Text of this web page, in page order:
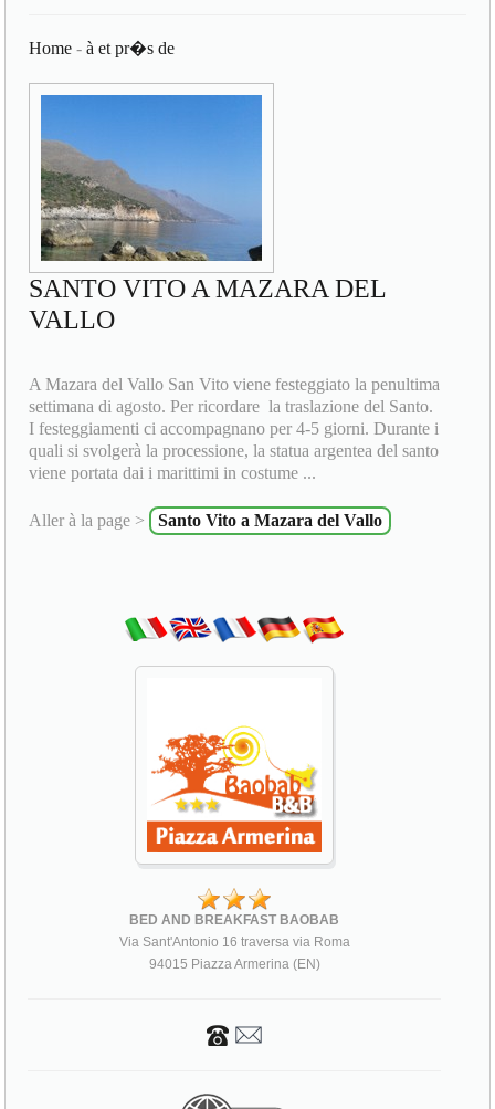
Home -à et pr�s de
SANTO VITO A MAZARA DEL
VALLO
A Mazara del Vallo San Vito viene festeggiato la penultima
settimana di agosto. Per ricordare la traslazione del Santo.
I festeggiamenti ci accompagnano per 4-5 giorni. Durante i
quali si svolgerà la processione, la statua argentea del santo
viene portata dai i marittimi in costume ...
Aller à la page > Santo Vito a Mazara del Vallo
BED AND BREAKFAST BAOBAB
Via Sant'Antonio 16 traversa via Roma
94015 Piazza Armerina (EN)